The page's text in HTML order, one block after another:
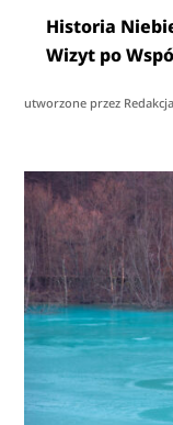
Historia
Wizyt po
utworzone przez Redakcja